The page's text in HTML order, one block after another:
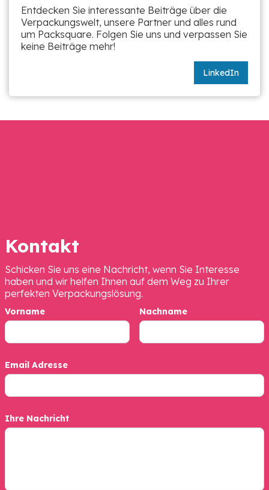
Entdecken Sie interessante Beiträge über die
Verpackungswelt, unsere Partner und alles rund
um Packsquare. Folgen Sie uns und verpassen Sie
keine Beiträge mehr!
LinkedIn
Kontakt
Schicken Sie uns eine Nachricht, wenn Sie Interesse
haben und wir helfen Ihnen auf dem Weg zu Ihrer
perfekten Verpackungslösung.
Vorname Nachname
Email Adresse
Ihre Nachricht